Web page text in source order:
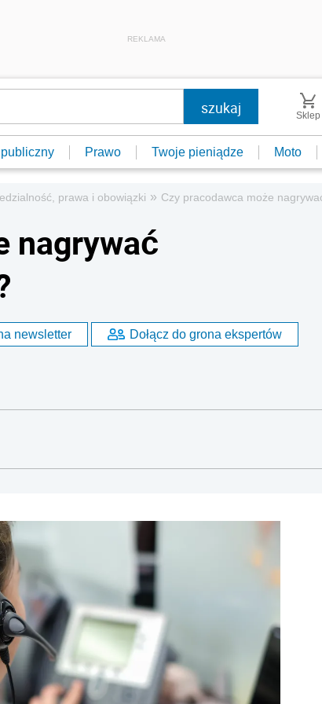
REKLAMA
Sklep
Prawo Twoje pieniądze Moto
prawa i obowiązki » Czy pracodawca może
nagrywać
newsletter Dołącz do grona ekspertów